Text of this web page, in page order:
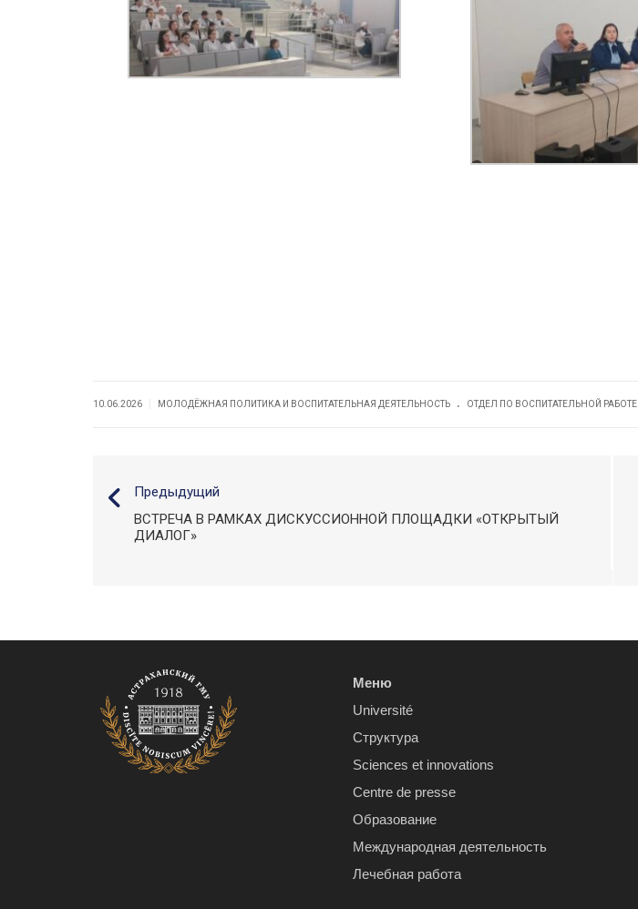
10.06.2026 МОЛОДЁЖНАЯ ПОЛИТИКА И ВОСПИТАТЕЛЬНАЯ ДЕЯТЕЛЬНОСТЬ . ОТДЕЛ ПО ВОСПИТАТЕЛЬНОЙ РАБОТЕ
Предыдущий
ВСТРЕЧА В РАМКАХ ДИСКУССИОННОЙ ПЛОЩАДКИ «ОТКРЫТЫЙ
ДИАЛОГ»
Меню
Université
Структура
Sciences et innovations
Centre de presse
Образование
Международная деятельность
Лечебная работа